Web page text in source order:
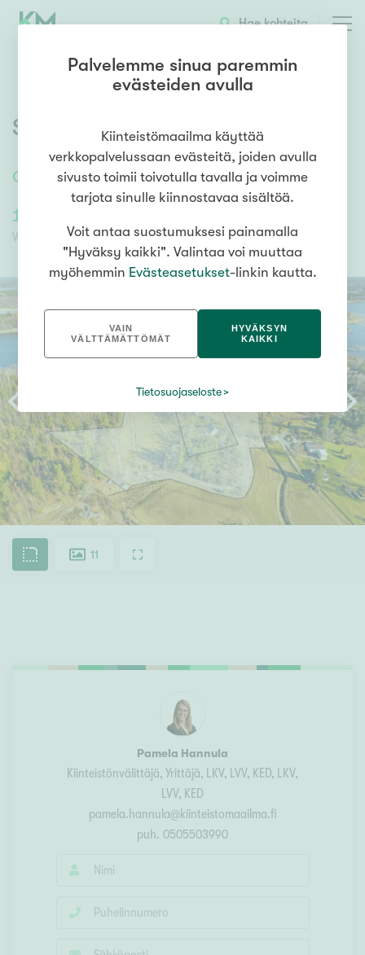
Hae kohteita
OKTT
Skräddarbölentie 73,Raasepori
165 000,00 €
Velaton hinta Myyntihinta
11
Pamela Hannula
Kiinteistönvälittäjä, Yrittäjä, LKV, LVV, KED, LKV,
LVV, KED
pamela.hannula@kiinteistomaailma.fi
puh. 0505503990
Palvelemme sinua paremmin
evästeiden avulla
Kiinteistömaailma käyttää
verkkopalvelussaan evästeitä, joiden avulla
sivusto toimii toivotulla tavalla ja voimme
tarjota sinulle kiinnostavaa sisältöä.
Voit antaa suostumuksesi painamalla
"Hyväksy kaikki". Valintaa voi muuttaa
myöhemmin Evästeasetukset-linkin kautta.
VAIN
VÄLTTÄMÄTTÖMÄT
HYVÄKSYN
KAIKKI
Tietosuojaseloste